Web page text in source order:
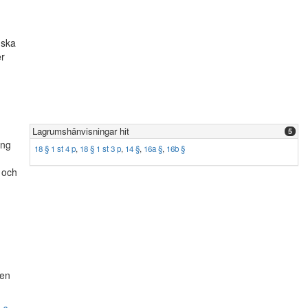
Lagrumshänvisningar hit 5
18 § 1 st 4 p, 18 § 1 st 3 p, 14 §, 16a §, 16b §